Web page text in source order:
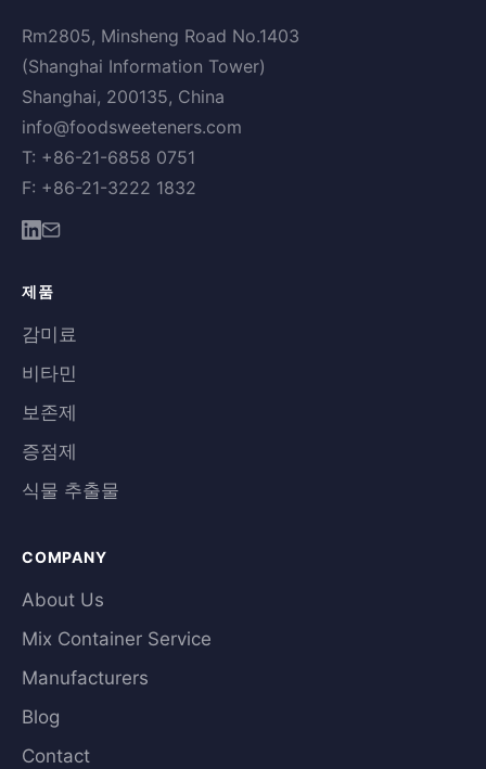
Rm2805, Minsheng Road No.1403
(Shanghai Information Tower)
Shanghai, 200135, China
info@foodsweeteners.com
T: +86-21-6858 0751
F: +86-21-3222 1832
제품
감미료
비타민
보존제
증점제
식물 추출물
COMPANY
About Us
Mix Container Service
Manufacturers
Blog
Contact